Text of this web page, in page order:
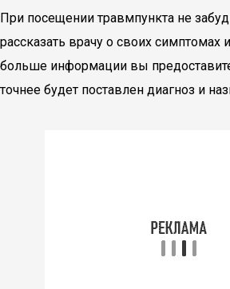
При посещении травмпункта не
рассказать врачу о своих симптомах
больше информации вы
точнее будет поставлен диагноз и